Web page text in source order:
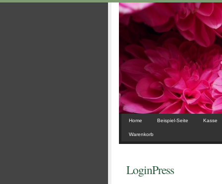
Home Beispiel-Seite Kasse
Warenkorb
LoginPress